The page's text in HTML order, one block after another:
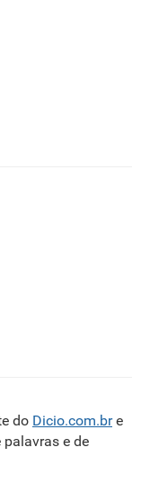
do Dicio.com.bre
e de